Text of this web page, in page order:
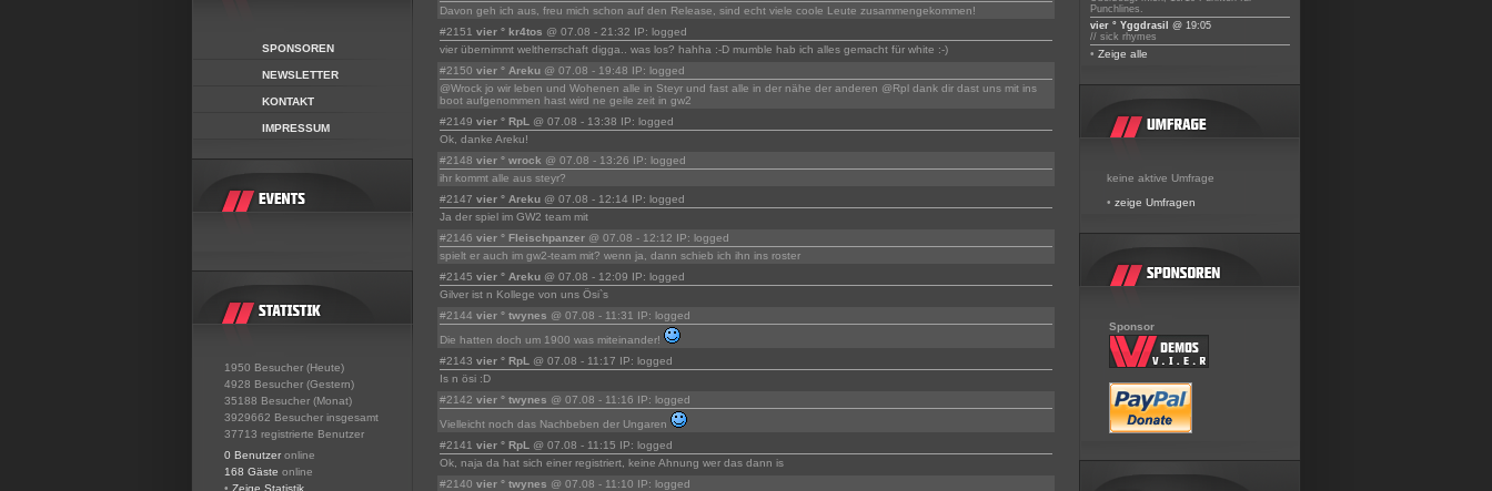
SPONSOREN
NEWSLETTER
KONTAKT
IMPRESSUM
1950 Besucher (Heute)
4928 Besucher (Gestern)
35188 Besucher (Monat)
3929662 Besucher insgesamt
37713 registrierte Benutzer
0 Benutzer online
168 Gäste online
• Zeige Statistik
Davon geh ich aus, freu mich schon auf den Release, sind echt viele coole Leute zusammengekommen!
#2151 vier ° kr4tos @ 07.08 - 21:32 IP: logged
vier übernimmt weltherrschaft digga.. was los? hahha :-D mumble hab ich alles gemacht für white :-)
#2150 vier ° Areku @ 07.08 - 19:48 IP: logged
@Wrock jo wir leben und Wohenen alle in Steyr und fast alle in der nähe der anderen @Rpl dank dir dast uns mit ins
boot aufgenommen hast wird ne geile zeit in gw2
#2149 vier ° RpL
@ 07.08 - 13:38 IP: logged
Ok, danke Areku!
#2148 vier ° wrock @ 07.08 - 13:26 IP: logged
ihr kommt alle aus steyr?
#2147 vier ° Areku @ 07.08 - 12:14 IP: logged
Ja der spiel im GW2 team mit
#2146 vier ° Fleischpanzer @ 07.08 - 12:12 IP: logged
spielt er auch im gw2-team mit? wenn ja, dann schieb ich ihn ins roster
#2145 vier ° Areku @ 07.08 - 12:09 IP: logged
Gilver ist n Kollege von uns Ösi`s
#2144 vier ° twynes @ 07.08 - 11:31 IP: logged
Die hatten doch um 1900 was miteinander!
#2143 vier ° RpL
@ 07.08 - 11:17 IP: logged
Is n ösi :D
#2142 vier ° twynes @ 07.08 - 11:16 IP: logged
Vielleicht noch das Nachbeben der Ungaren
#2141 vier ° RpL
@ 07.08 - 11:15 IP: logged
Ok, naja da hat sich einer registriert, keine Ahnung wer das dann is
#2140 vier ° twynes @ 07.08 - 11:10 IP: logged
Punchlines.
vier ° Yggdrasil
@ 19:05
// sick rhymes
• Zeige alle
keine aktive Umfrage
• zeige Umfragen
Sponsor